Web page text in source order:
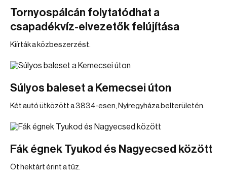
Tornyospálcán folytatódhat a
csapadékvíz-elvezetők felújítása
Kiírták a közbeszerzést.
Súlyos baleset a Kemecsei úton
Két autó ütközött a 3834-esen, Nyíregyháza belterületén.
Fák égnek Tyukod és Nagyecsed között
Öt hektárt érint a tűz.